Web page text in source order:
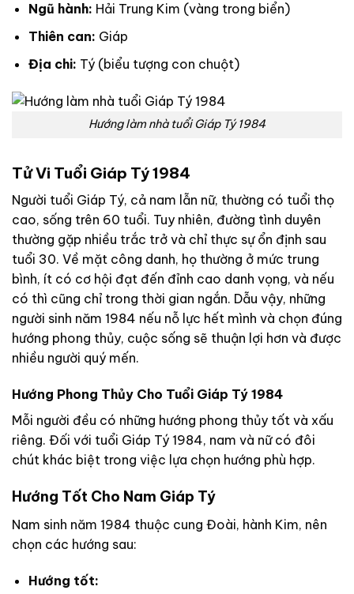
Ngũ hành: Hải Trung Kim (vàng trong biển)
Thiên can: Giáp
Địa chi: Tý (biểu tượng con chuột)
Hướng làm nhà tuổi Giáp Tý 1984
Tử Vi Tuổi Giáp Tý 1984
Người tuổi Giáp Tý, cả nam lẫn nữ, thường có tuổi thọ
cao, sống trên 60 tuổi. Tuy nhiên, đường tình duyên
thường gặp nhiều trắc trở và chỉ thực sự ổn định sau
tuổi 30. Về mặt công danh, họ thường ở mức trung
bình, ít có cơ hội đạt đến đỉnh cao danh vọng, và nếu
có thì cũng chỉ trong thời gian ngắn. Dẫu vậy, những
người sinh năm 1984 nếu nỗ lực hết mình và chọn đúng
hướng phong thủy, cuộc sống sẽ thuận lợi hơn và được
nhiều người quý mến.
Hướng Phong Thủy Cho Tuổi Giáp Tý 1984
Mỗi người đều có những hướng phong thủy tốt và xấu
riêng. Đối với tuổi Giáp Tý 1984, nam và nữ có đôi
chút khác biệt trong việc lựa chọn hướng phù hợp.
Hướng Tốt Cho Nam Giáp Tý
Nam sinh năm 1984 thuộc cung Đoài, hành Kim, nên
chọn các hướng sau:
Hướng tốt: